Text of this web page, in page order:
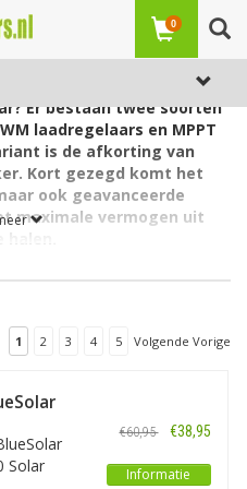
0
Er bestaan twee soorten
laadregelaars en MPPT
is de afkorting van
Kort gezegd komt het
ook geavanceerde
maximale vermogen uit
laadregelaar?
naar de accu van een
want deze voorkomt
zal de batterij en
kapot gaan. Een
aansluiten, is dus niet hoe
bij het bepalen van de juiste
1 2 3 4 5 Volgende Vorige
Solar
€60,95 €38,95
Informatie